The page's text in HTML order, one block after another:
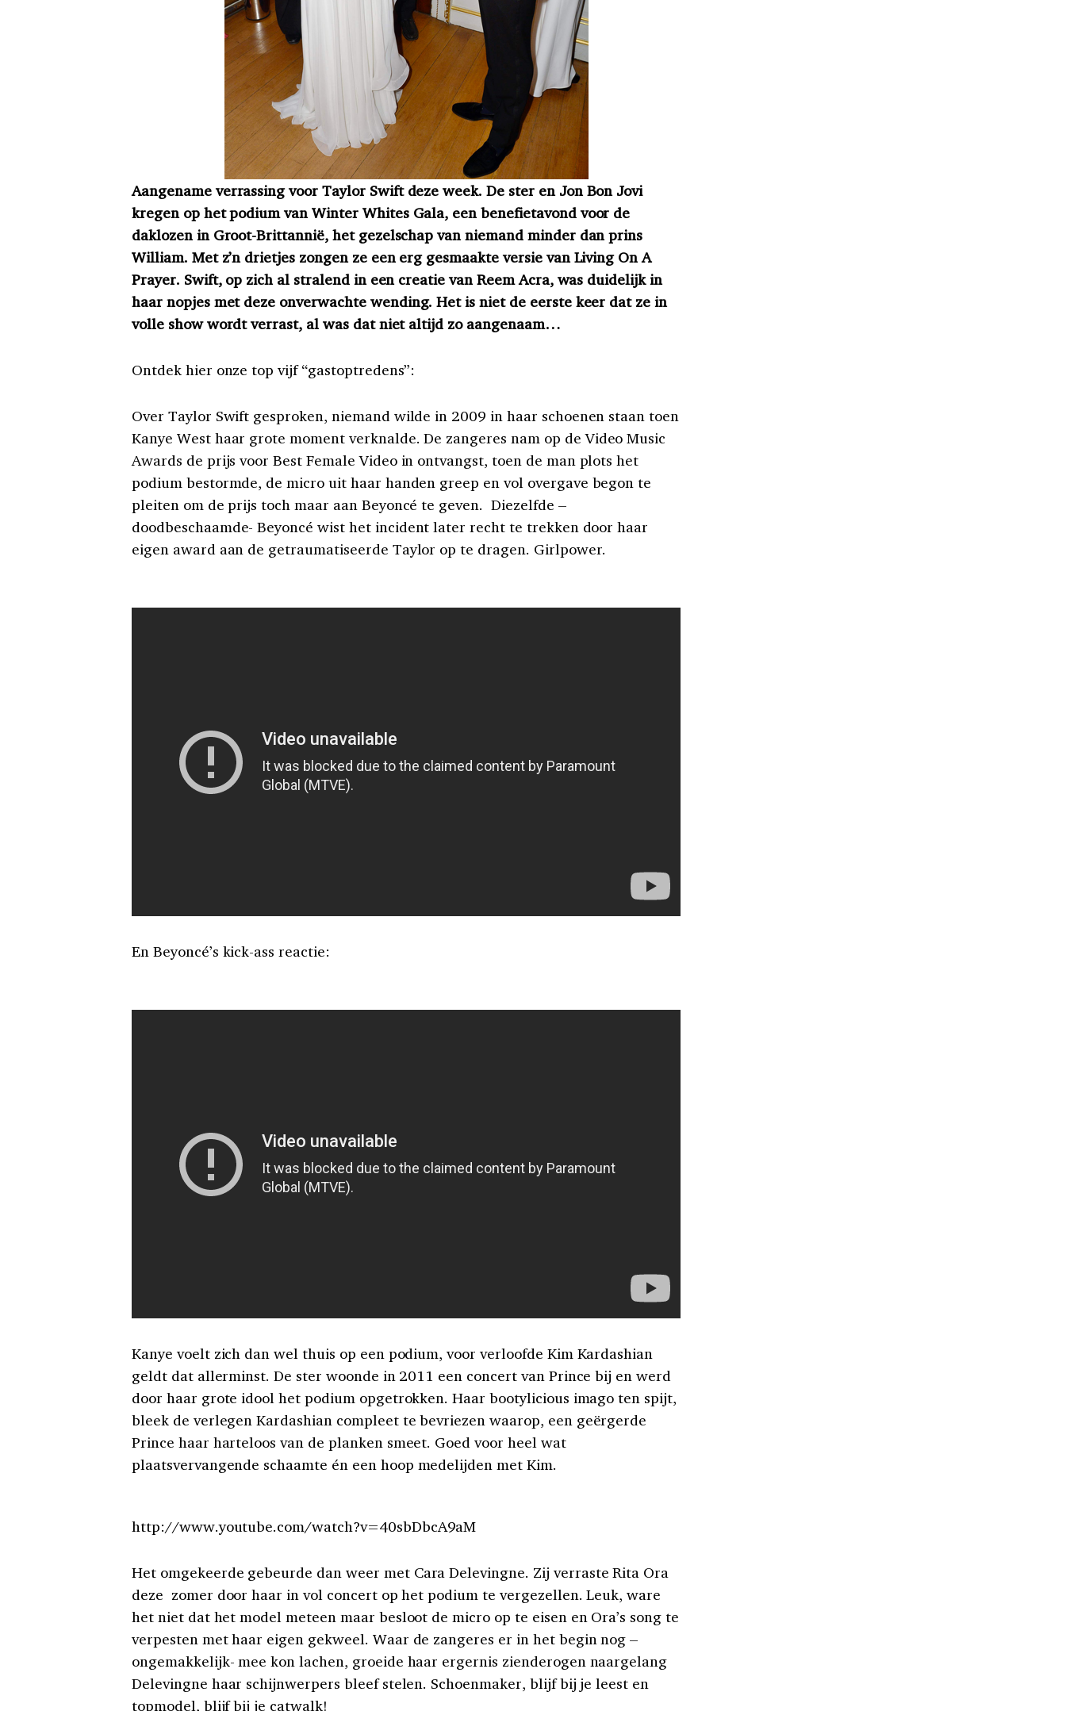
Aangename verrassing voor Taylor Swift deze week. De ster en Jon Bon Jovi
kregen op het podium van Winter Whites Gala, een benefietavond voor de
daklozen in Groot-Brittannië, het gezelschap van niemand minder dan prins
William. Met z’n drietjes zongen ze een erg gesmaakte versie van Living On A
Prayer. Swift, op zich al stralend in een creatie van Reem Acra, was duidelijk in
haar nopjes met deze onverwachte wending. Het is niet de eerste keer dat ze in
volle show wordt verrast, al was dat niet altijd zo aangenaam…
Ontdek hier onze top vijf “gastoptredens”:
Over Taylor Swift gesproken, niemand wilde in 2009 in haar schoenen staan toen
Kanye West haar grote moment verknalde. De zangeres nam op de Video Music
Awards de prijs voor Best Female Video in ontvangst, toen de man plots het
podium bestormde, de micro uit haar handen greep en vol overgave begon te
pleiten om de prijs toch maar aan Beyoncé te geven. Diezelfde –
doodbeschaamde- Beyoncé wist het incident later recht te trekken door haar
eigen award aan de getraumatiseerde Taylor op te dragen. Girlpower.
En Beyoncé’s kick-ass reactie:
Kanye voelt zich dan wel thuis op een podium, voor verloofde Kim Kardashian
geldt dat allerminst. De ster woonde in 2011 een concert van Prince bij en werd
door haar grote idool het podium opgetrokken. Haar bootylicious imago ten spijt,
bleek de verlegen Kardashian compleet te bevriezen waarop, een geërgerde
Prince haar harteloos van de planken smeet. Goed voor heel wat
plaatsvervangende schaamte én een hoop medelijden met Kim.
http://www.youtube.com/watch?v=40sbDbcA9aM
Het omgekeerde gebeurde dan weer met Cara Delevingne. Zij verraste Rita Ora
deze zomer door haar in vol concert op het podium te vergezellen. Leuk, ware
het niet dat het model meteen maar besloot de micro op te eisen en Ora’s song te
verpesten met haar eigen gekweel. Waar de zangeres er in het begin nog –
ongemakkelijk- mee kon lachen, groeide haar ergernis zienderogen naargelang
Delevingne haar schijnwerpers bleef stelen. Schoenmaker, blijf bij je leest en
topmodel, blijf bij je catwalk!